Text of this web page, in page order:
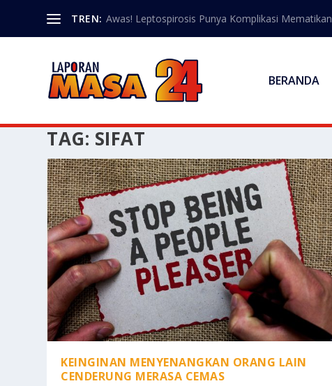
TREN: Awas! Leptospirosis Punya Komplikasi Mematikan
BERANDA
TAG: SIFAT
KEINGINAN MENYENANGKAN ORANG LAIN
CENDERUNG MERASA CEMAS